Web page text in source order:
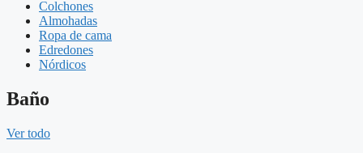
Colchones
Almohadas
Ropa de cama
Edredones
Nórdicos
Baño
Ver todo